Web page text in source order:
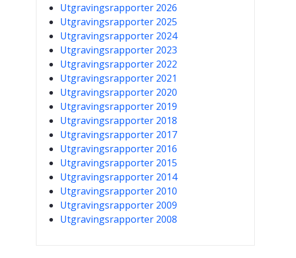
Utgravingsrapporter 2026
Utgravingsrapporter 2025
Utgravingsrapporter 2024
Utgravingsrapporter 2023
Utgravingsrapporter 2022
Utgravingsrapporter 2021
Utgravingsrapporter 2020
Utgravingsrapporter 2019
Utgravingsrapporter 2018
Utgravingsrapporter 2017
Utgravingsrapporter 2016
Utgravingsrapporter 2015
Utgravingsrapporter 2014
Utgravingsrapporter 2010
Utgravingsrapporter 2009
Utgravingsrapporter 2008